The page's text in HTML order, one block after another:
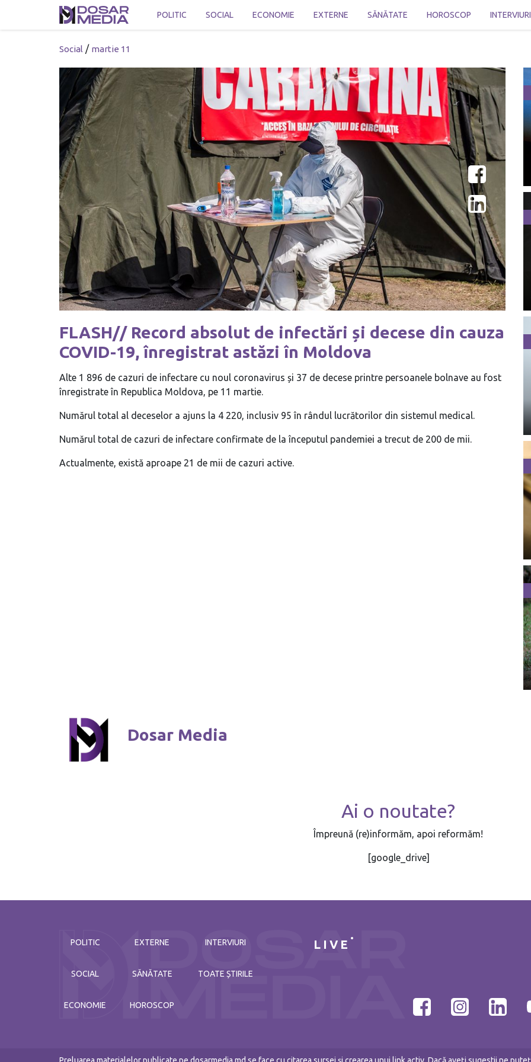
POLITIC SOCIAL ECONOMIE EXTERNE SĂNĂTATE HOROSCOP INTERVIURI
Social / martie 11
FLASH// Record absolut de infectări și decese din cauza
COVID-19, înregistrat astăzi în Moldova
Alte 1 896 de cazuri de infectare cu noul coronavirus și 37 de decese printre persoanele bolnave au fost
înregistrate în Republica Moldova, pe 11 martie.
Numărul total al deceselor a ajuns la 4 220, inclusiv 95 în rândul lucrătorilor din sistemul medical.
Numărul total de cazuri de infectare confirmate de la începutul pandemiei a trecut de 200 de mii.
Actualmente, există aproape 21 de mii de cazuri active.
Dosar Media
Ai o noutate?
Împreună (re)informăm, apoi reformăm!
[google_drive]
POLITIC
SOCIAL
ECONOMIE
EXTERNE
SĂNĂTATE
HOROSCOP
INTERVIURI
TOATE ȘTIRILE
LIVE